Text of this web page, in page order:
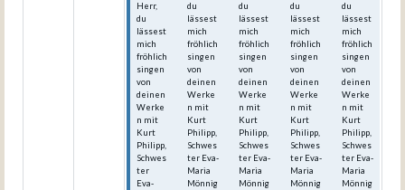
Herr,
du
lässest
mich
fröhlich
singen
von
deinen
Werke
n mit
Kurt
Philipp,
Schwes
ter
Eva-
du
lässest
mich
fröhlich
singen
von
deinen
Werke
n mit
Kurt
Philipp,
Schwes
ter Eva-
Maria
Mönnig
du
lässest
mich
fröhlich
singen
von
deinen
Werke
n mit
Kurt
Philipp,
Schwes
ter Eva-
Maria
Mönnig
du
lässest
mich
fröhlich
singen
von
deinen
Werke
n mit
Kurt
Philipp,
Schwes
ter Eva-
Maria
Mönnig
du
lässest
mich
fröhlich
singen
von
deinen
Werke
n mit
Kurt
Philipp,
Schwes
ter Eva-
Maria
Mönnig